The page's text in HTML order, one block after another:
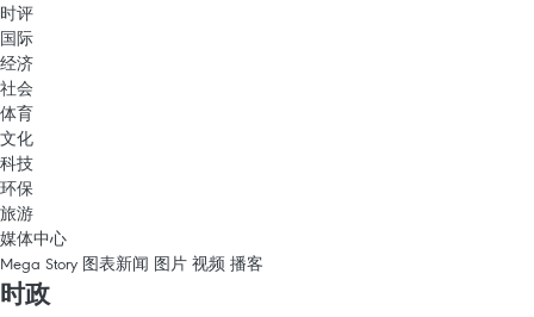
时评
国际
经济
社会
体育
文化
科技
环保
旅游
媒体中心
Mega Story 图表新闻 图片 视频 播客
时政